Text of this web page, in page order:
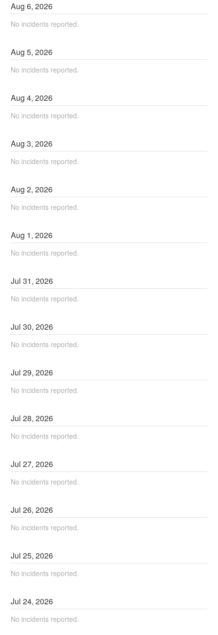
Aug6,2026
No incidents reported.
Aug5,2026
No incidents reported.
Aug4,2026
No incidents reported.
Aug3,2026
No incidents reported.
Aug2,2026
No incidents reported.
Aug 1,2026
No incidents reported.
Jul31,2026
No incidents reported.
Jul30,2026
No incidents reported.
Jul29,2026
No incidents reported.
Jul28,2026
No incidents reported.
Jul27,2026
No incidents reported.
Jul26,2026
No incidents reported.
Jul25,2026
No incidents reported.
Jul24,2026
No incidents reported.